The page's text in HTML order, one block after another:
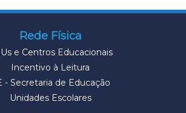
Rede Física
e Centros Educacionais
Incentivo à Leitura
- Secretaria de Educação
Unidades Escolares